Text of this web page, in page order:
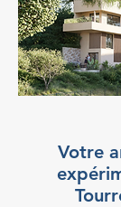
Votre